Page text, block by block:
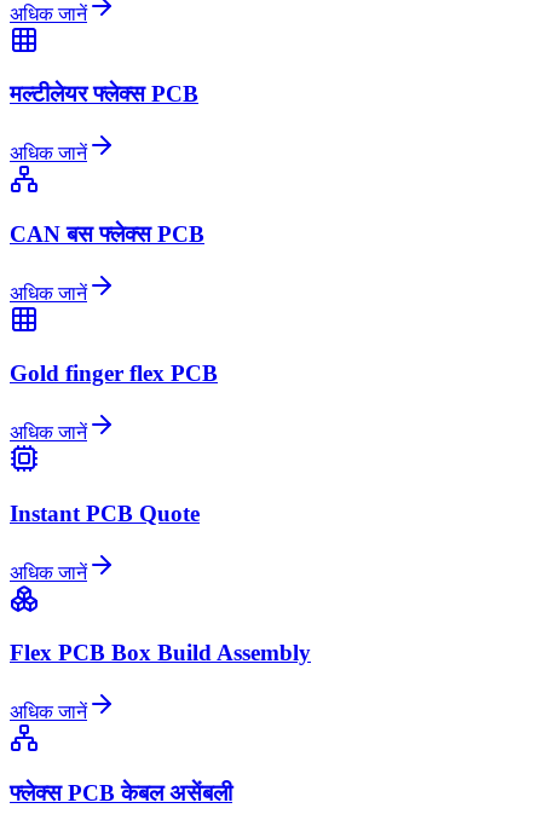
अधिक जानें
मल्टीलेयर फ्लेक्स PCB
अधिक जानें
CAN बस फ्लेक्स PCB
अधिक जानें
Gold finger flex PCB
अधिक जानें
Instant PCB Quote
अधिक जानें
Flex PCB Box Build Assembly
अधिक जानें
फ्लेक्स PCB केबल असेंबली